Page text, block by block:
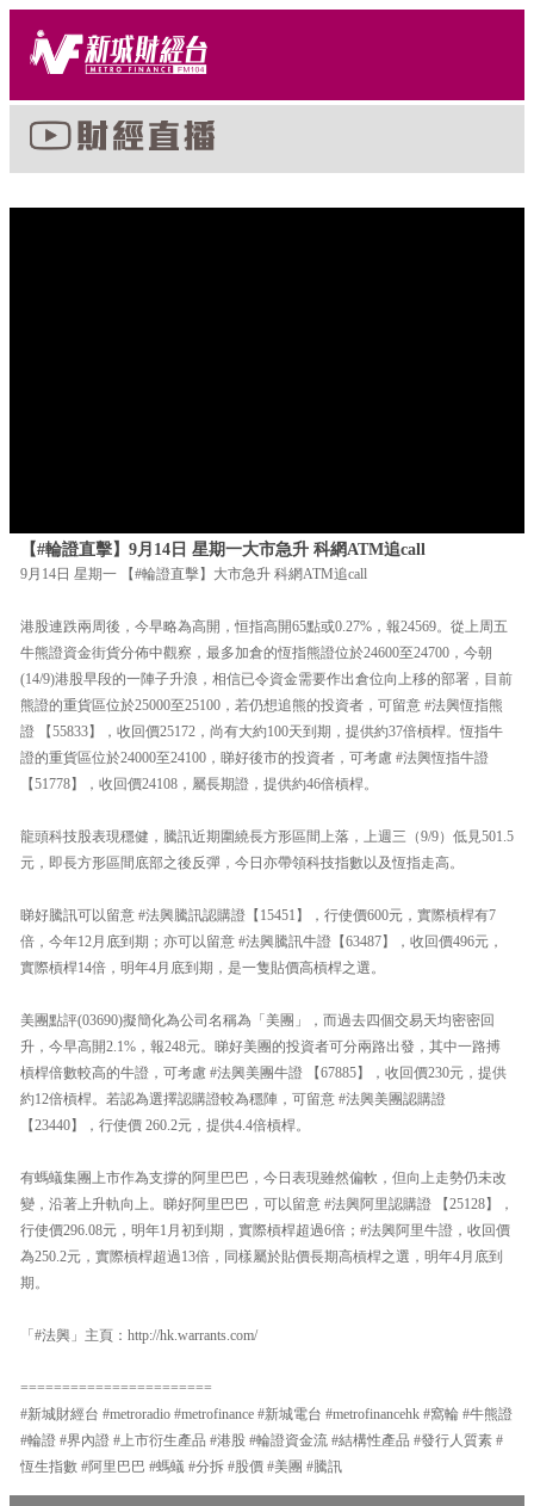
【#輪證直擊】9月14日 星期一大市急升 科網ATM追call
9月14日 星期一 【#輪證直擊】大市急升 科網ATM追call
港股連跌兩周後，今早略為高開，恒指高開65點或0.27%，報24569。從上周五
牛熊證資金街貨分佈中觀察，最多加倉的恆指熊證位於24600至24700，今朝
(14/9)港股早段的一陣子升浪，相信已令資金需要作出倉位向上移的部署，目前
熊證的重貨區位於25000至25100，若仍想追熊的投資者，可留意 #法興恆指熊
證 【55833】，收回價25172，尚有大約100天到期，提供約37倍槓桿。恆指牛
證的重貨區位於24000至24100，睇好後市的投資者，可考慮 #法興恆指牛證
【51778】，收回價24108，屬長期證，提供約46倍槓桿。
龍頭科技股表現穩健，騰訊近期圍繞長方形區間上落，上週三（9/9）低見501.5
元，即長方形區間底部之後反彈，今日亦帶領科技指數以及恆指走高。
睇好騰訊可以留意 #法興騰訊認購證【15451】，行使價600元，實際槓桿有7
倍，今年12月底到期；亦可以留意 #法興騰訊牛證【63487】，收回價496元，
實際槓桿14倍，明年4月底到期，是一隻貼價高槓桿之選。
美團點評(03690)擬簡化為公司名稱為「美團」，而過去四個交易天均密密回
升，今早高開2.1%，報248元。睇好美團的投資者可分兩路出發，其中一路搏
槓桿倍數較高的牛證，可考慮 #法興美團牛證 【67885】，收回價230元，提供
約12倍槓桿。若認為選擇認購證較為穩陣，可留意 #法興美團認購證
【23440】，行使價 260.2元，提供4.4倍槓桿。
有螞蟻集團上市作為支撐的阿里巴巴，今日表現雖然偏軟，但向上走勢仍未改
變，沿著上升軌向上。睇好阿里巴巴，可以留意 #法興阿里認購證 【25128】，
行使價296.08元，明年1月初到期，實際槓桿超過6倍；#法興阿里牛證，收回價
為250.2元，實際槓桿超過13倍，同樣屬於貼價長期高槓桿之選，明年4月底到
期。
「#法興」主頁：http://hk.warrants.com/
=======================
#新城財經台 #metroradio #metrofinance #新城電台 #metrofinancehk #窩輪 #牛熊證
#輪證 #界內證 #上市衍生產品 #港股 #輪證資金流 #結構性產品 #發行人質素 #
恆生指數 #阿里巴巴 #螞蟻 #分拆 #股價 #美團 #騰訊